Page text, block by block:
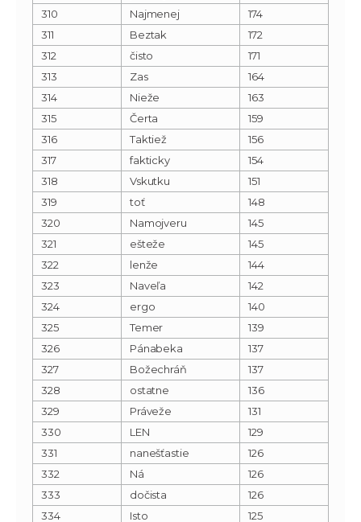
310
Najmenej
174
311
Beztak
172
312
čisto
171
313
Zas
164
314
Nieže
163
315
Čerta
159
316
Taktiež
156
317
fakticky
154
318
Vskutku
151
319
toť
148
320
Namojveru
145
321
ešteže
145
322
lenže
144
323
Naveľa
142
324
ergo
140
325
Temer
139
326
Pánabeka
137
327
Božechráň
137
328
ostatne
136
329
Práveže
131
330
LEN
129
331
nanešťastie
126
332
Ná
126
333
dočista
126
334
Isto
125